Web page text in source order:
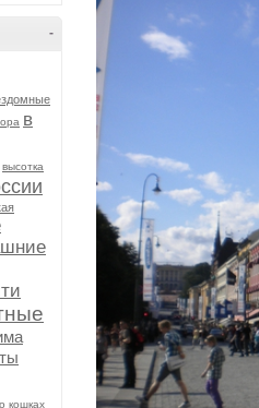
-
в
высотка
кошках